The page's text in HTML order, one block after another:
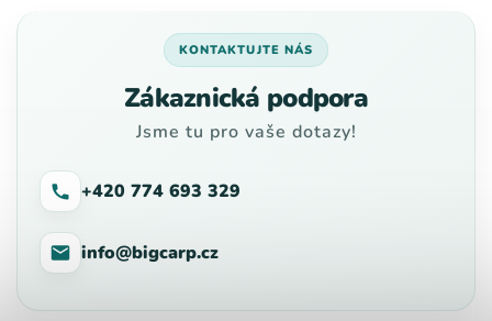
KONTAKTUJTE NÁS
Zákaznická podpora
Jsme tu pro vaše dotazy!
+420 774 693 329
info@bigcarp.cz